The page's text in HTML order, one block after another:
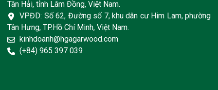
Tân Hải, tỉnh Lâm Đồng, Việt Nam.
VPĐD: Số 62, Đường số 7, khu dân cư Him Lam, phường
Tân Hưng, TP.Hồ Chí Minh, Việt Nam.
kinhdoanh@hgagarwood.com
(+84) 965 397 039